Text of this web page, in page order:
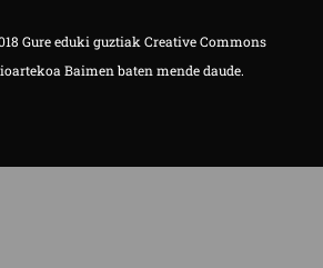
Gure eduki guztiak Creative Commons
Baimen baten mende daude.